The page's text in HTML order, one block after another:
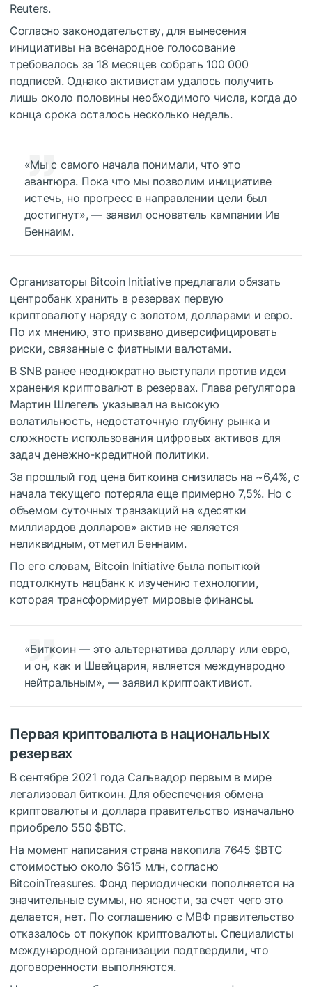
Reuters.
Согласно законодательству, для вынесения
инициативы на всенародное голосование
требовалось за 18 месяцев собрать 100 000
подписей. Однако активистам удалось получить
лишь около половины необходимого числа, когда до
конца срока осталось несколько недель.
«Мы с самого начала понимали, что это
авантюра. Пока что мы позволим инициативе
истечь, но прогресс в направлении цели был
достигнут», — заявил основатель кампании Ив
Беннаим.
Организаторы Bitcoin Initiative предлагали обязать
центробанк хранить в резервах первую
криптовалюту наряду с золотом, долларами и евро.
По их мнению, это призвано диверсифицировать
риски, связанные с фиатными валютами.
В SNB ранее неоднократно выступали против идеи
хранения криптовалют в резервах. Глава регулятора
Мартин Шлегель указывал на высокую
волатильность, недостаточную глубину рынка и
сложность использования цифровых активов для
задач денежно-кредитной политики.
За прошлый год цена биткоина снизилась на ~6,4%, с
начала текущего потеряла еще примерно 7,5%. Но с
объемом суточных транзакций на «десятки
миллиардов долларов» актив не является
неликвидным, отметил Беннаим.
По его словам, Bitcoin Initiative была попыткой
подтолкнуть нацбанк к изучению технологии,
которая трансформирует мировые финансы.
«Биткоин — это альтернатива доллару или евро,
и он, как и Швейцария, является международно
нейтральным», — заявил криптоактивист.
Первая криптовалюта в национальных
резервах
В сентябре 2021 года Сальвадор первым в мире
легализовал биткоин. Для обеспечения обмена
криптовалюты и доллара правительство изначально
приобрело 550 $BTC.
На момент написания страна накопила 7645 $BTC
стоимостью около $615 млн, согласно
BitcoinTreasures. Фонд периодически пополняется на
значительные суммы, но ясности, за счет чего это
делается, нет. По соглашению с МВФ правительство
отказалось от покупок криптовалюты. Специалисты
международной организации подтвердили, что
договоренности выполняются.